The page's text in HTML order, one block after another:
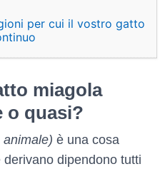
per cui il vostro gatto
miagola
o quasi?
è una cosa
dipendono tutti